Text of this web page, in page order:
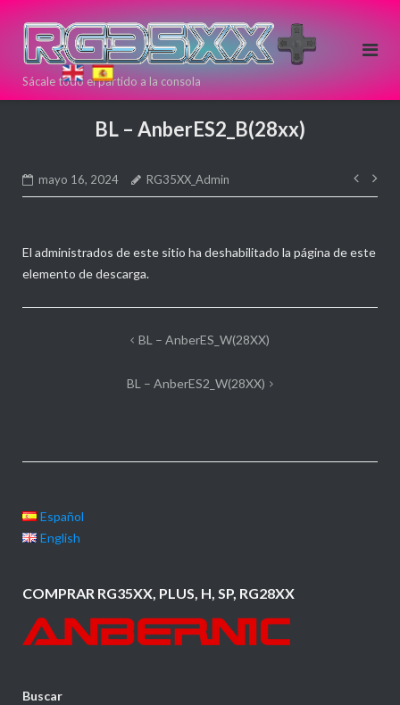
contenido
Sácale todo el partido a la consola
BL – AnberES2_B(28xx)
mayo 16, 2024 RG35XX_Admin
de
El administrados de este sitio ha deshabilitado la página de este
elemento de descarga.
BL – AnberES_W(28XX)
BL – AnberES2_W(28XX)
Español
English
COMPRAR RG35XX, PLUS, H, SP, RG28XX
Buscar
Si estas
comprar una
consola Retro
Directamente
desde >>
ANBERNIC
<<